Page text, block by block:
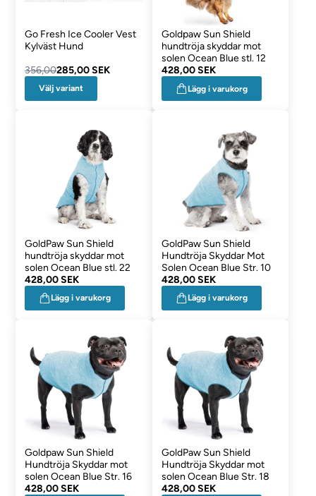
Go Fresh Ice Cooler Vest
Kylväst Hund
356,00285,00 SEK
Välj variant
Goldpaw Sun Shield
hundtröja skyddar mot
solen Ocean Blue stl. 12
428,00 SEK
Lägg i varukorg
GoldPaw Sun Shield
hundtröja skyddar mot
solen Ocean Blue stl. 22
428,00 SEK
Lägg i varukorg
GoldPaw Sun Shield
Hundtröja Skyddar Mot
Solen Ocean Blue Str. 10
428,00 SEK
Lägg i varukorg
Goldpaw Sun Shield
Hundtröja Skyddar mot
solen Ocean Blue Str. 16
428,00 SEK
GoldPaw Sun Shield
Hundtröja Skyddar mot
solen Ocean Blue Str. 18
428,00 SEK